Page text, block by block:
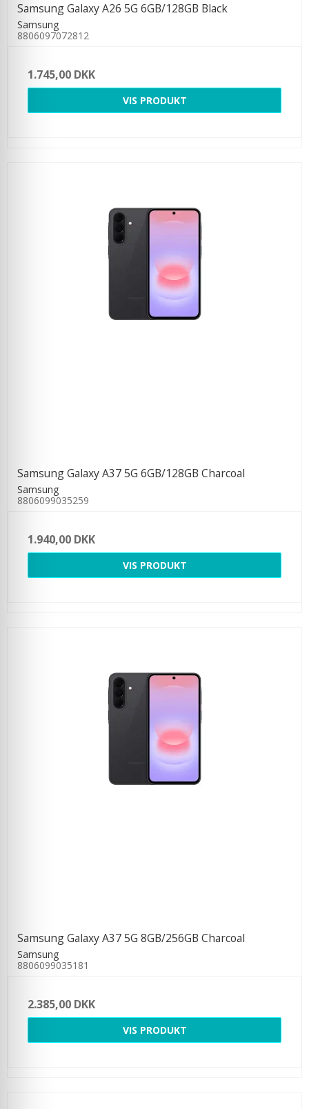
Samsung Galaxy A26 5G 6GB/128GB Black
Samsung
8806097072812
1.745,00 DKK
VIS PRODUKT
Samsung Galaxy A37 5G 6GB/128GB Charcoal
Samsung
8806099035259
1.940,00 DKK
VIS PRODUKT
Samsung Galaxy A37 5G 8GB/256GB Charcoal
Samsung
8806099035181
2.385,00 DKK
VIS PRODUKT